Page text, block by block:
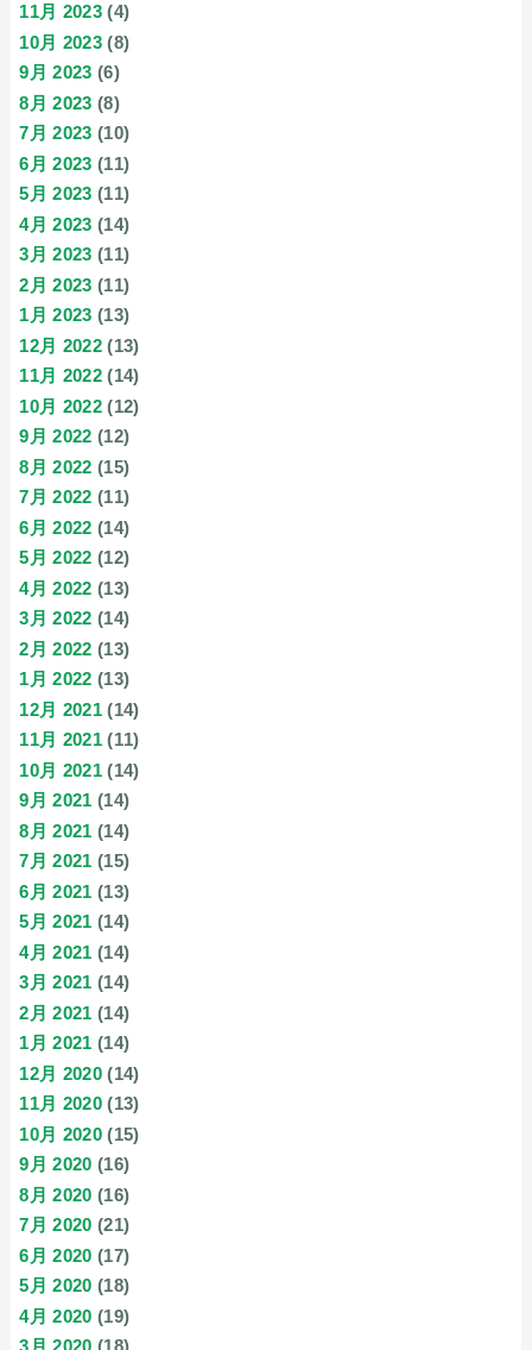
11月 2023 (4)
10月 2023 (8)
9月 2023 (6)
8月 2023 (8)
7月 2023 (10)
6月 2023 (11)
5月 2023 (11)
4月 2023 (14)
3月 2023 (11)
2月 2023 (11)
1月 2023 (13)
12月 2022 (13)
11月 2022 (14)
10月 2022 (12)
9月 2022 (12)
8月 2022 (15)
7月 2022 (11)
6月 2022 (14)
5月 2022 (12)
4月 2022 (13)
3月 2022 (14)
2月 2022 (13)
1月 2022 (13)
12月 2021 (14)
11月 2021 (11)
10月 2021 (14)
9月 2021 (14)
8月 2021 (14)
7月 2021 (15)
6月 2021 (13)
5月 2021 (14)
4月 2021 (14)
3月 2021 (14)
2月 2021 (14)
1月 2021 (14)
12月 2020 (14)
11月 2020 (13)
10月 2020 (15)
9月 2020 (16)
8月 2020 (16)
7月 2020 (21)
6月 2020 (17)
5月 2020 (18)
4月 2020 (19)
3月 2020 (18)